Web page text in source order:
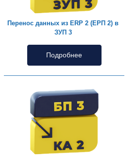
Перенос данных из ERP 2 (ЕРП 2) в
ЗУП 3
Подробнее